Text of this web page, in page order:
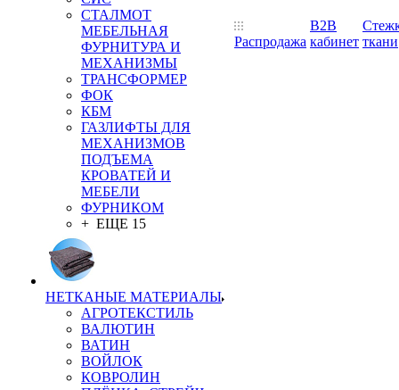
СТАЛМОТ
МЕБЕЛЬНАЯ
ФУРНИТУРА И
МЕХАНИЗМЫ
ТРАНСФОРМЕР
ФОК
КБМ
ГАЗЛИФТЫ ДЛЯ
МЕХАНИЗМОВ
ПОДЪЕМА
КРОВАТЕЙ И
МЕБЕЛИ
ФУРНИКОМ
+ ЕЩЕ 15
НЕТКАНЫЕ МАТЕРИАЛЫ
АГРОТЕКСТИЛЬ
ВАЛЮТИН
ВАТИН
ВОЙЛОК
КОВРОЛИН
Распродажа
B2B
кабинет ткани